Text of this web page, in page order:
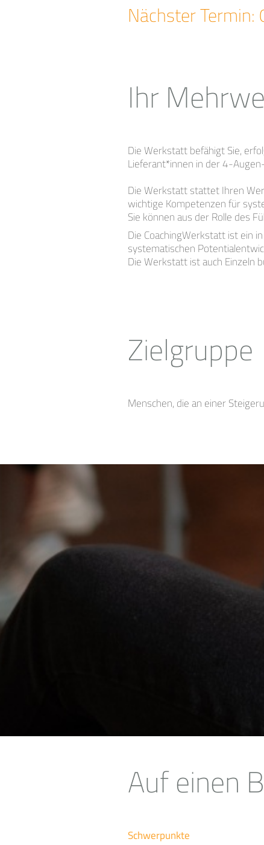
Nächster
Ihr
Die Werkstatt befähigt Sie,
Lieferant*innen in der 4-
Die Werkstatt stattet Ihren
wichtige Kompetenzen für
Sie können aus der Rolle des
Die CoachingWerkstatt ist ein
systematischen
Die Werkstatt ist auch Einzeln
Zielgruppe
Menschen, die an einer
Auf einen
Schwerpunkte